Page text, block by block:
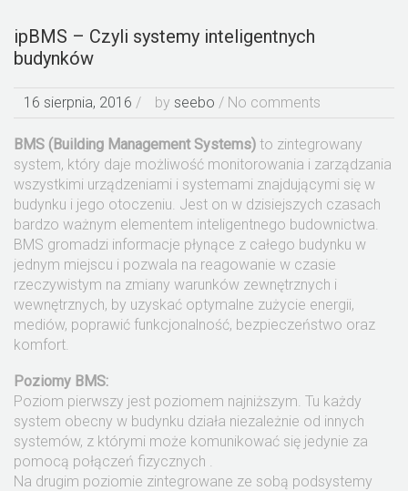
ipBMS – Czyli systemy inteligentnych
budynków
16 sierpnia, 2016 / by seebo / No comments
BMS (Building Management Systems) to zintegrowany
system, który daje możliwość monitorowania i zarządzania
wszystkimi urządzeniami i systemami znajdującymi się w
budynku i jego otoczeniu. Jest on w dzisiejszych czasach
bardzo ważnym elementem inteligentnego budownictwa.
BMS gromadzi informacje płynące z całego budynku w
jednym miejscu i pozwala na reagowanie w czasie
rzeczywistym na zmiany warunków zewnętrznych i
wewnętrznych, by uzyskać optymalne zużycie energii,
mediów, poprawić funkcjonalność, bezpieczeństwo oraz
komfort.
Poziomy BMS:
Poziom pierwszy jest poziomem najniższym. Tu każdy
system obecny w budynku działa niezależnie od innych
systemów, z którymi może komunikować się jedynie za
pomocą połączeń fizycznych .
Na drugim poziomie zintegrowane ze sobą podsystemy